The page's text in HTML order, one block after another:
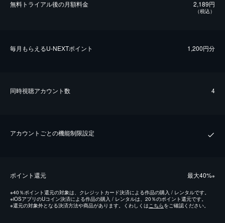
無料トライアル後の⽉額料金 2,189円
（税込）
毎⽉もらえるU-NEXTポイント 1,200円分
同時視聴アカウント数 4
アカウントごとの機能制限設定
ポイント還元 最⼤40%※
※40％ポイント還元の対象は、クレジットカード決済による作品の購入 / レンタルです。
※iOSアプリのUコイン決済による作品の購入 / レンタルは、20％のポイント還元です。
※還元の対象外となる決済方法や商品があります。くわしくはこちらをご確認ください。